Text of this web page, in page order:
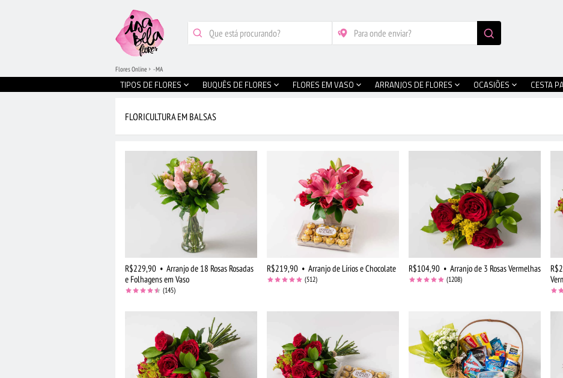
TIPOS DE FLORES BUQUÊS DE FLORES FLORES EM VASO ARRANJOS DE FLORES OCASIÕES CESTA
Flores Online - MA
FLORICULTURA EM BALSAS
R$229,90 • Arranjo de 18 Rosas Rosadas
e Folhagens em Vaso
(145)
R$219,90 • Arranjo de Lírios e Chocolate
(512)
R$104,90 • Arranjo de 3 Rosas Vermelhas
(1208)